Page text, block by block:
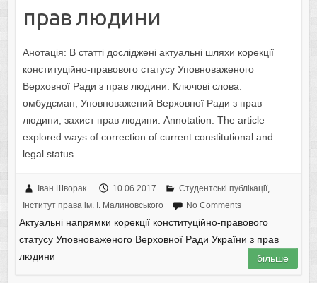
прав людини
Анотація: В статті досліджені актуальні шляхи корекції
конституційно-правового статусу Уповноваженого
Верховної Ради з прав людини. Ключові слова:
омбудсман, Уповноважений Верховної Ради з прав
людини, захист прав людини. Annotation: The article
explored ways of correction of current constitutional and
legal status…
Іван Шворак 10.06.2017 Студентські публікації,
Інститут права ім. І. Малиновського
No Comments
Актуальні напрямки корекції конституційно-правового
статусу Уповноваженого Верховної Ради України з прав
людини
більше